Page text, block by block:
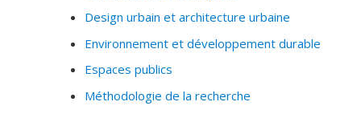
Design urbain et architecture urbaine
Environnement et développement durable
Espaces publics
Méthodologie de la recherche